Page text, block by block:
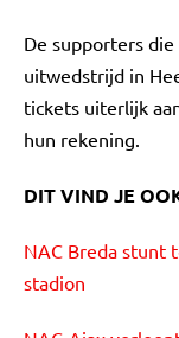
De supporters
uitwedstrijd in
tickets uiterlijk
hun rekening.
DIT VIND JE
NAC Breda stunt
stadion